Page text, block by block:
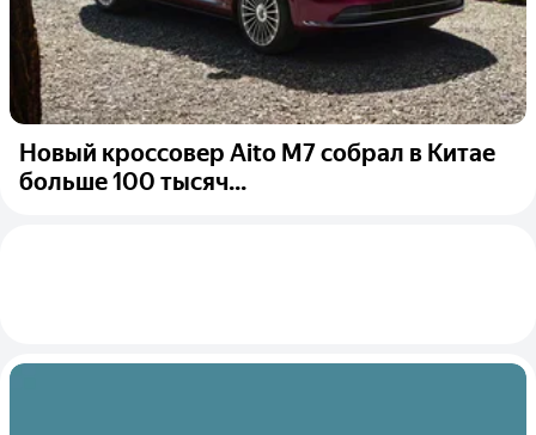
Новый кроссовер Aito M7 собрал в Китае
больше 100 тысяч...